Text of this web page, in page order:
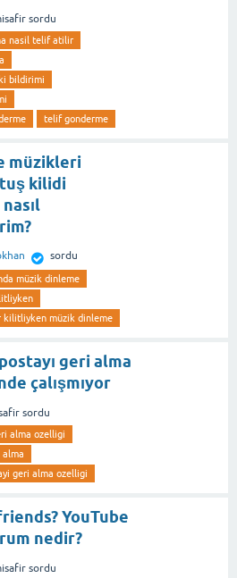
sordu
nasil telif atilir
bildirimi
telif gonderme
müzikleri
kilidi
sordu
müzik dinleme
kilitliyken müzik dinleme
geri alma
çalışmıyor
sordu
alma ozelligi
alma
geri alma ozelligi
YouTube
nedir?
sordu